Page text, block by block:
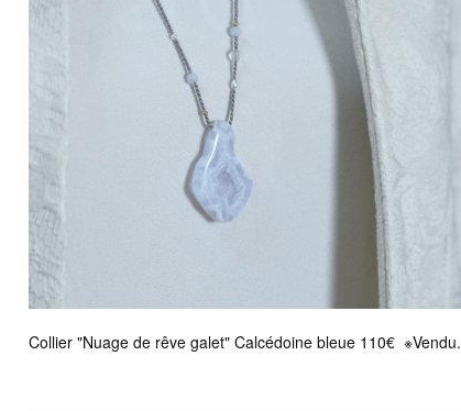
Collier "Nuage de rêve galet" Calcédoine bleue 110€ ※Vendu.